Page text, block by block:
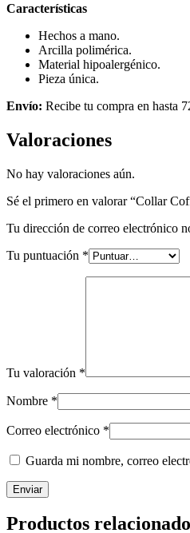
Características
Hechos a mano.
Arcilla polimérica.
Material hipoalergénico.
Pieza única.
Envío: Recibe tu compra en hasta
Valoraciones
No hay valoraciones aún.
Sé el primero en valorar “Collar
Tu dirección de correo electrónico
Tu puntuación *
Tu valoración *
Nombre *
Correo electrónico *
Guarda mi nombre, correo
Productos